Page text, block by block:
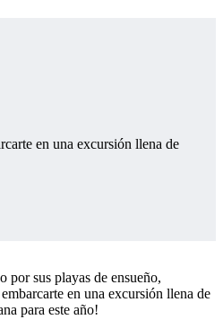
en una excursión llena de
por sus playas de ensueño,
en una excursión llena de
para este año!